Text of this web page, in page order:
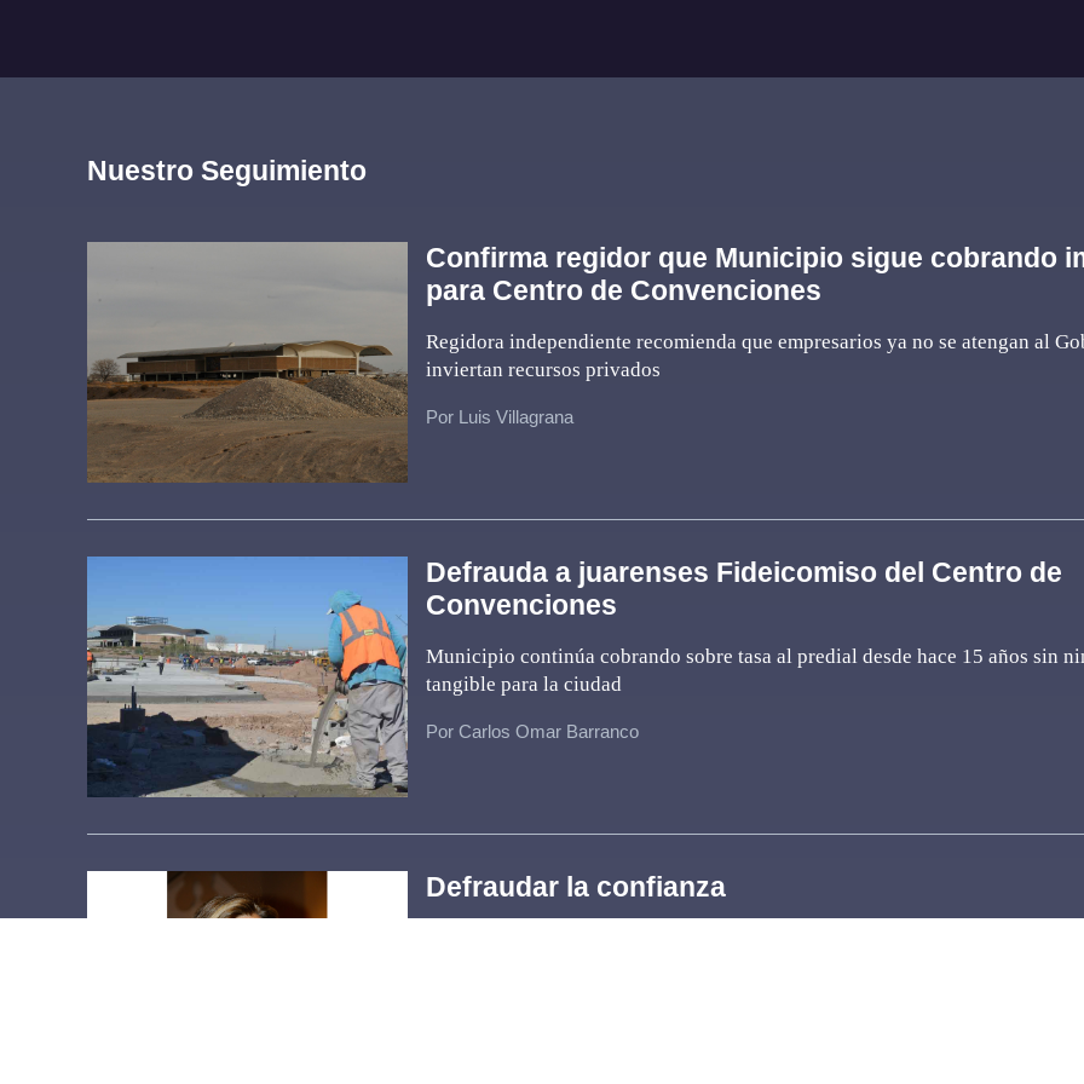
Nuestro Seguimiento
Confirma regidor que Municipio sigue cobrando
para Centro de Convenciones
Regidora independiente recomienda que empresarios ya no se atengan al
inviertan recursos privados
Por Luis Villagrana
Defrauda a juarenses Fideicomiso del Centro de
Convenciones
Municipio continúa cobrando sobre tasa al predial desde hace 15 años sin
tangible para la ciudad
Por Carlos Omar Barranco
Defraudar la confianza